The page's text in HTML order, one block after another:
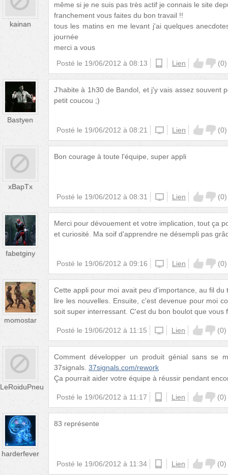
kainan
même si je ne suis pas très actif je connais le site
franchement vous faites du bon travail !!
tous les matins en me levant j'ai quelques
journée
merci a vous
Posté le 19/06/2012 à 08:13 androidLien (0)
Bastyen
J'habite à 1h30 de Bandol, et j'y vais assez souvent
petit coucou ;)
Posté le 19/06/2012 à 08:21 iphoneLien (0)
xBapTx
Bon courage à toute l'équipe, super appli
Posté le 19/06/2012 à 08:31 iphoneLien (0)
fabetginy
Merci pour dévouement et votre implication, tout ça
et curiosité. Ma soif d'apprendre ne désempli pas
Posté le 19/06/2012 à 09:16 iphoneLien (0)
momostar
Cette appli pour moi avait peu d'importance, au fil
lire les nouvelles. Ensuite, c'est devenue pour moi
soit super interressant. C'est du bon boulot que vous
Posté le 19/06/2012 à 11:15 iphoneLien (0)
LeRoiduPneu
Comment développer un produit génial sans se
37signals. 37signals.com/rework
Ça pourrait aider votre équipe à réussir pendant
Posté le 19/06/2012 à 11:17 androidLien (0)
harderfever
83 représente
Posté le 19/06/2012 à 11:34 androidLien (0)